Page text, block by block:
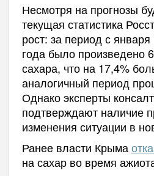
Несмотря на прогнозы
текущая статистика
рост: за период с
года было произведено
сахара, что на 17,4%
аналогичный период
Однако эксперты
подтверждают наличие
изменения ситуации в
Ранее власти Крыма
на сахар во время